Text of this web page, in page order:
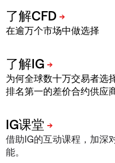
在逾万个市场中做选择
为何全球数十万交易者选
排名第一的差价合约供应
借助IG的互动课程，加深
能。